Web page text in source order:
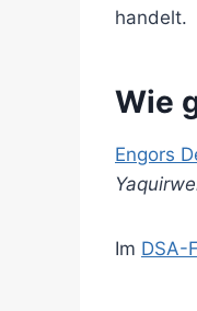
handelt.
Wie
Engors
Im DSA-